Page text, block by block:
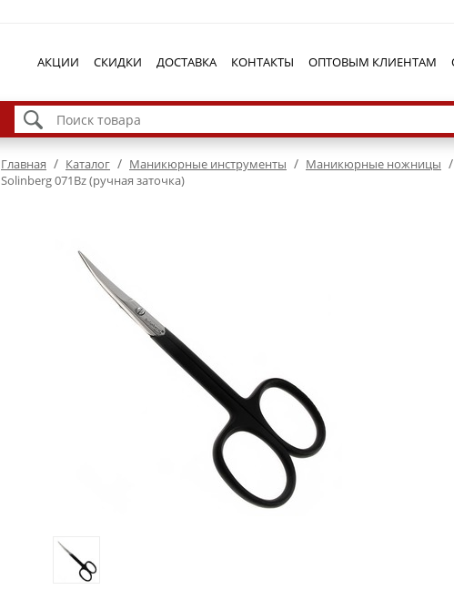
АКЦИИ СКИДКИ ДОСТАВКА КОНТАКТЫ ОПТОВЫМ КЛИЕНТАМ
Главная / Каталог / Маникюрные инструменты / Маникюрные ножницы /
Solinberg 071Bz (ручная заточка)